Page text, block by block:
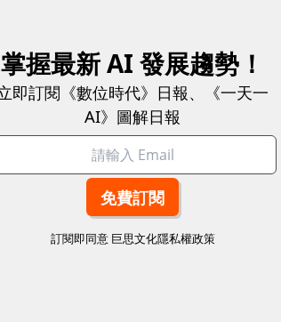
專訪台泥
掌握最新 AI 發展趨勢！
即訂閱《數位時代》日報、《一天一
AI》圖解日報
訂閱即同意 巨思文化隱私權政策